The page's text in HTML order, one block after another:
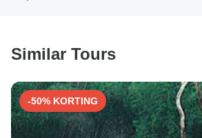
Similar Tours
-50% KORTING